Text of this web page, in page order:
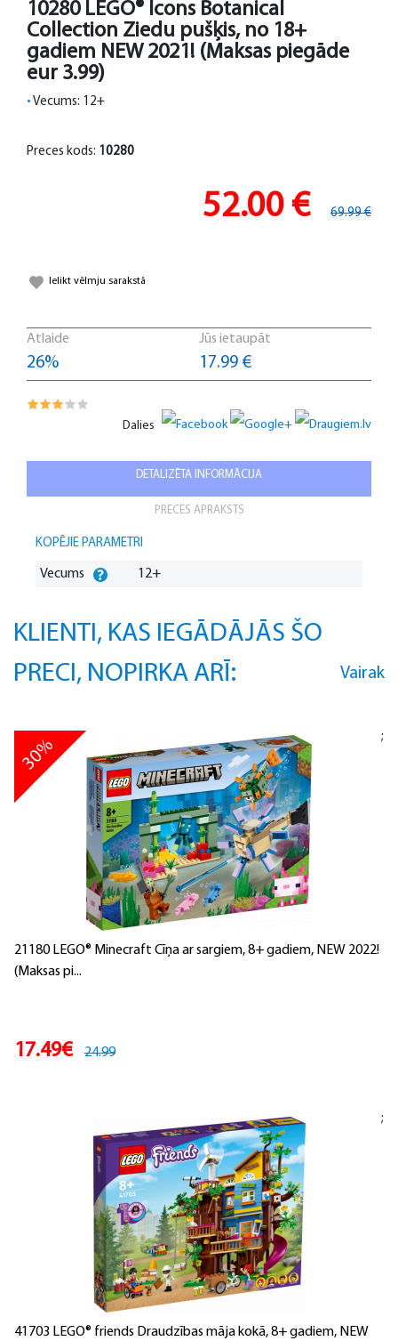
10280 LEGO® Icons Botanical
Collection Ziedu pušķis, no 18+
gadiem NEW 2021! (Maksas piegāde
eur 3.99)
• Vecums: 12+
Preces kods: 10280
52.00 € 69.99 €
Ielikt vēlmju sarakstā
Atlaide
26%
Jūs ietaupāt
17.99 €
Dalies
DETALIZĒTA INFORMĀCIJA
PRECES APRAKSTS
KOPĒJIE PARAMETRI
Vecums 12+
KLIENTI, KAS IEGĀDĀJĀS ŠO
PRECI, NOPIRKA ARĪ:
Vairak
21180 LEGO® Minecraft Cīņa ar sargiem, 8+ gadiem, NEW 2022!
(Maksas pi...
30%
17.49€ 24.99
;
41703 LEGO® friends Draudzības māja kokā, 8+ gadiem, NEW
;